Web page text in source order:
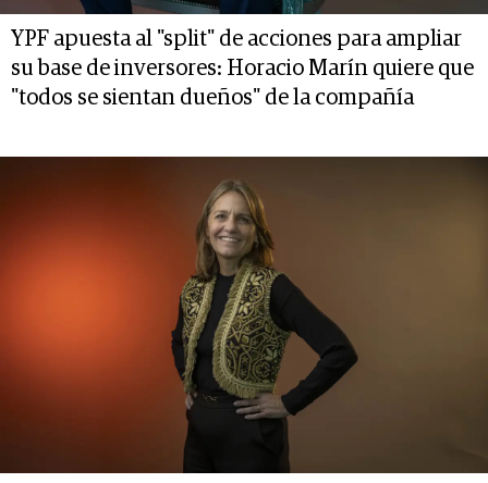
YPF apuesta al "split" de acciones para ampliar
su base de inversores: Horacio Marín quiere que
"todos se sientan dueños" de la compañía